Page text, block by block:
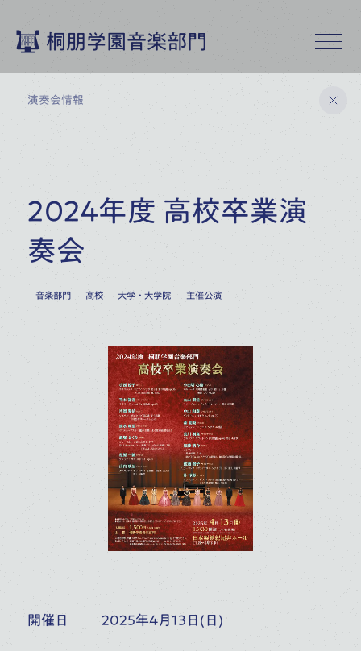
桐朋学園音楽部門
演奏会情報
9月
富山県民会館ホール（富山）
6:30開演
オーケストラ・アカデミー 音楽部門
桐朋学園大学院大学 桐朋アカ
デミー・オーケストラ 協奏曲の
音楽部門
演奏会情報
2024年度 高校卒業演
奏会
音楽部門 高校 大学・大学院 主催公演
開催日 2025年4月13日(日)